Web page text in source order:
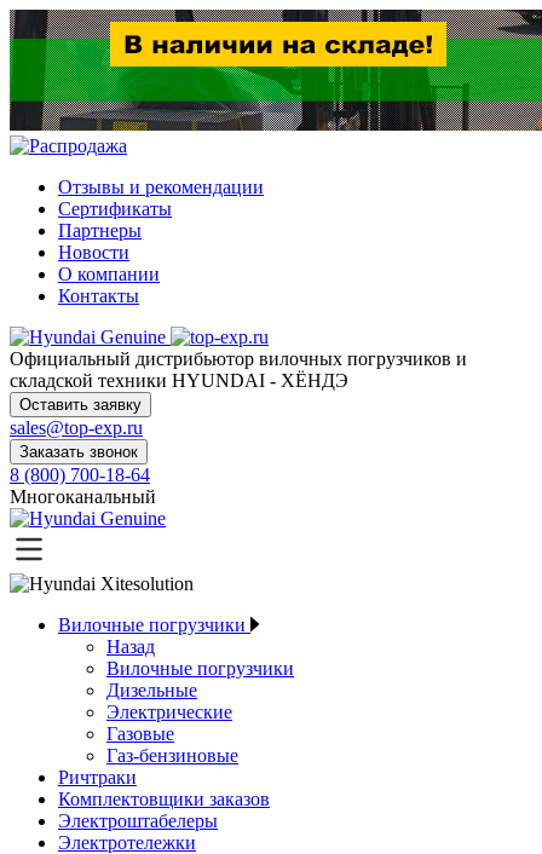
Отзывы и рекомендации
Сертификаты
Партнеры
Новости
О компании
Контакты
Официальный дистрибьютор вилочных погрузчиков и
складской техники HYUNDAI - ХЁНДЭ
Оставить заявку
sales@top-exp.ru
Заказать звонок
8 (800) 700-18-64
Многоканальный
Вилочные погрузчики
Назад
Вилочные погрузчики
Дизельные
Электрические
Газовые
Газ-бензиновые
Ричтраки
Комплектовщики заказов
Электроштабелеры
Электротележки